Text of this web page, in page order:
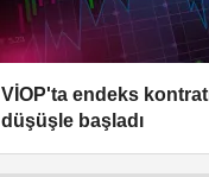
VİOP'ta endeks
düşüşle başladı